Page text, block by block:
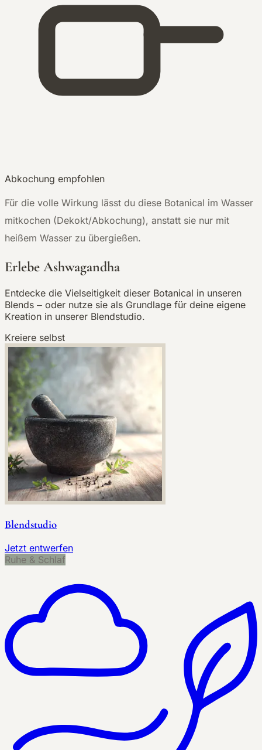
Abkochung empfohlen
Für die volle Wirkung lässt du diese Botanical im Wasser
mitkochen (Dekokt/Abkochung), anstatt sie nur mit
heißem Wasser zu übergießen.
Erlebe Ashwagandha
Entdecke die Vielseitigkeit dieser Botanical in unseren
Blends – oder nutze sie als Grundlage für deine eigene
Kreation in unserer Blendstudio.
Kreiere selbst
Blendstudio
Jetzt entwerfen
Ruhe & Schlaf